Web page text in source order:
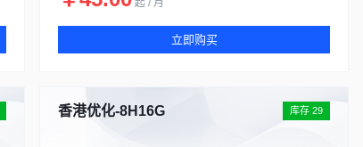
起 / 月
立即购买
香港优化-8H16G 库存 29